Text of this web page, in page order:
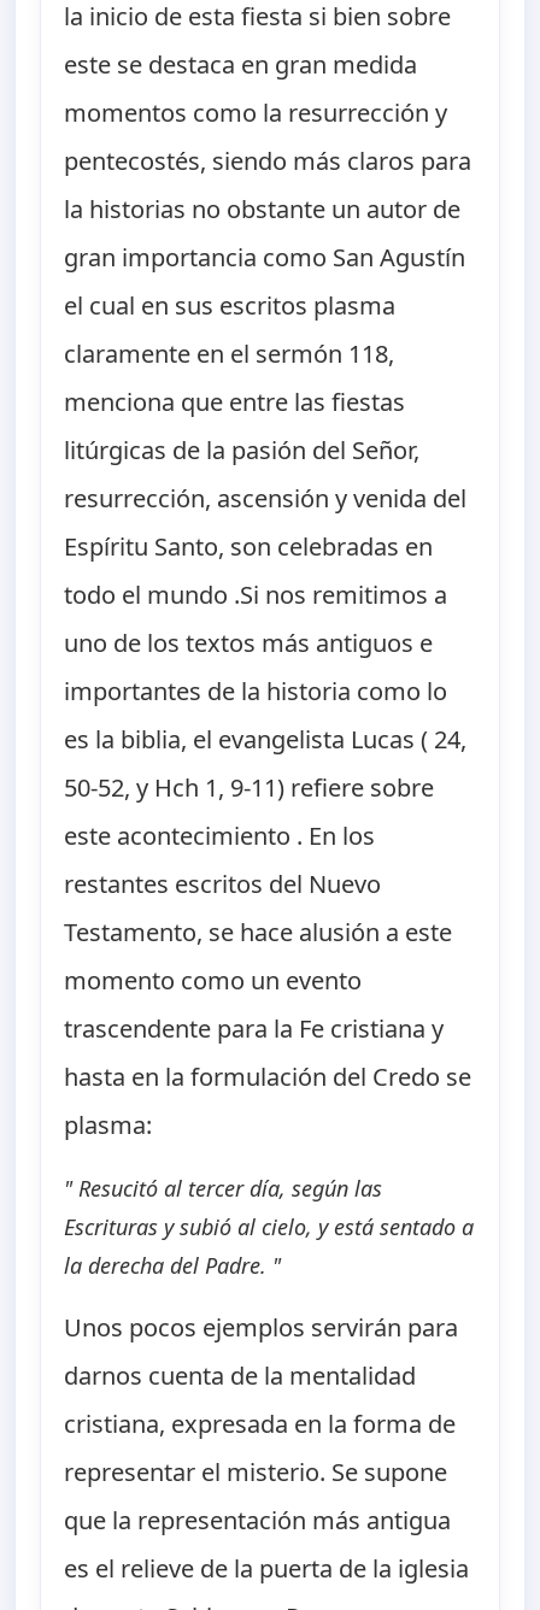
la inicio de esta fiesta si bien sobre
este se destaca en gran medida
momentos como la resurrección y
pentecostés, siendo más claros para
la historias no obstante un autor de
gran importancia como San Agustín
el cual en sus escritos plasma
claramente en el sermón 118,
menciona que entre las fiestas
litúrgicas de la pasión del Señor,
resurrección, ascensión y venida del
Espíritu Santo, son celebradas en
todo el mundo .Si nos remitimos a
uno de los textos más antiguos e
importantes de la historia como lo
es la biblia, el evangelista Lucas ( 24,
50-52, y Hch 1, 9-11) refiere sobre
este acontecimiento . En los
restantes escritos del Nuevo
Testamento, se hace alusión a este
momento como un evento
trascendente para la Fe cristiana y
hasta en la formulación del Credo se
plasma:
" Resucitó al tercer día, según las
Escrituras y subió al cielo, y está sentado a
la derecha del Padre. "
Unos pocos ejemplos servirán para
darnos cuenta de la mentalidad
cristiana, expresada en la forma de
representar el misterio. Se supone
que la representación más antigua
es el relieve de la puerta de la iglesia